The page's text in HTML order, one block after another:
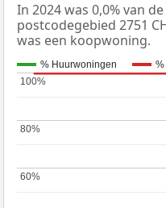
In 2024 was 0,0% van
postcodegebied 2751
was een koopwoning.
% Huurwoningen
60%
60%
80%
80%
100%
100%